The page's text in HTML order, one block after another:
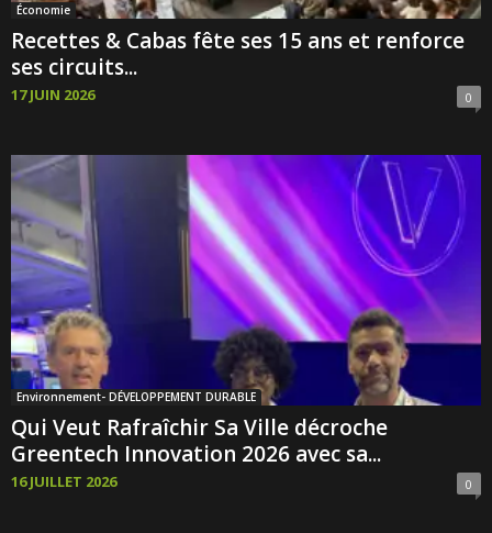
Économie
Recettes & Cabas fête ses 15 ans et renforce
ses circuits...
17 JUIN 2026 0
Environnement- DÉVELOPPEMENT DURABLE
Qui Veut Rafraîchir Sa Ville décroche
Greentech Innovation 2026 avec sa...
16 JUILLET 2026 0